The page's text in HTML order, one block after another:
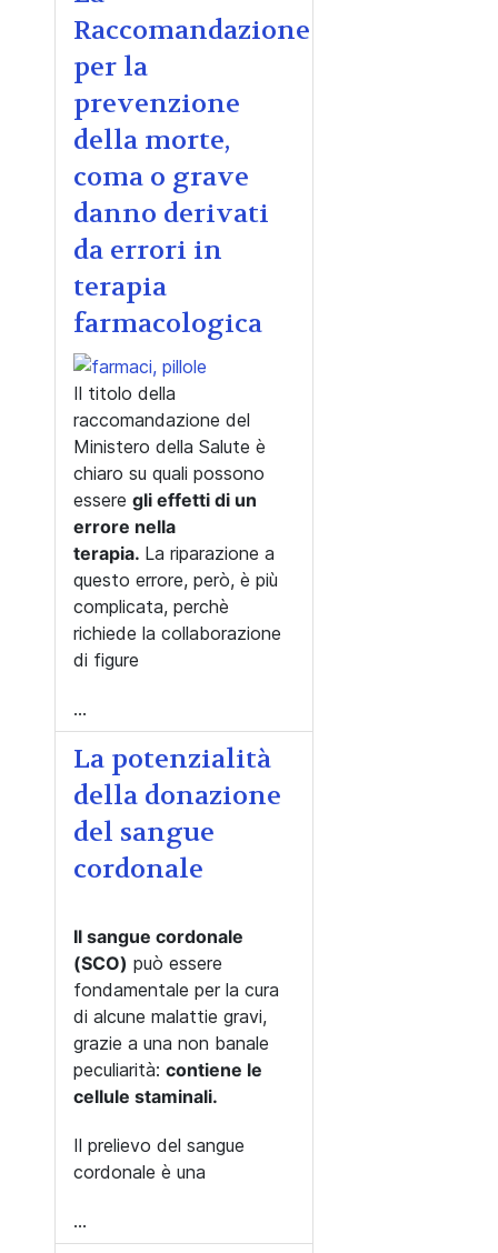
Raccomandazione
per la
prevenzione
della morte,
coma o grave
danno derivati
da errori in
terapia
farmacologica
Il titolo della
raccomandazione del
Ministero della Salute è
chiaro su quali possono
essere gli effetti di un
errore nella
terapia. La riparazione a
questo errore, però, è più
complicata, perchè
richiede la collaborazione
di figure
...
La potenzialità
della donazione
del sangue
cordonale
Il sangue cordonale
(SCO) può essere
fondamentale per la cura
di alcune malattie gravi,
grazie a una non banale
peculiarità: contiene le
cellule staminali.
Il prelievo del sangue
cordonale è una
...